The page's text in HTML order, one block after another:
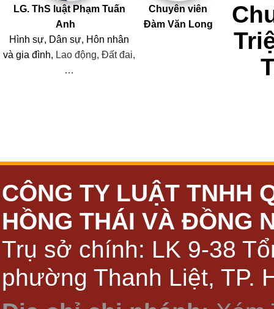
LG. ThS luật Phạm Tuấn
Anh
Hình sự, Dân sự, Hôn nhân
và gia đình, Lao động, Đất đai,
…
Chuyên viên
Đàm Văn Long
CÔNG TY LUẬT TNHH
HỒNG THÁI VÀ ĐỒNG
Trụ sở chính: LK 9-38
phường Thanh Liệt, TP.